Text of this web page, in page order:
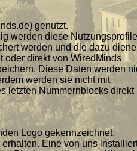
genutzt.
werden diese Nutzungsprofile
werden und die dazu
oder direkt von WiredMinds
Diese Daten werden
werden sie nicht mit
letzten Nummernblocks direkt
Logo gekennzeichnet.
Eine von uns